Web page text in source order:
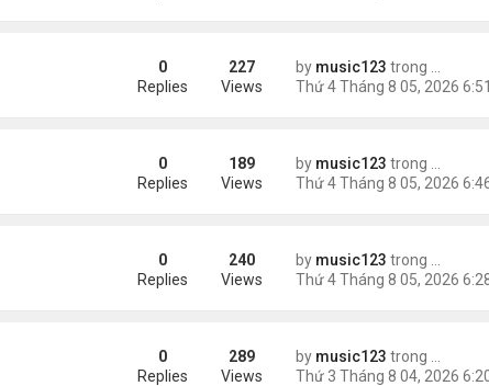
by music123 trong
0
Replies
227
Views
Mỹ by music123 trong
0
Replies
189
Views
mang chất nổ ở sân bay by music123 trong
0
Replies
240
Views
Walmart by music123 trong
0
Replies
289
Views